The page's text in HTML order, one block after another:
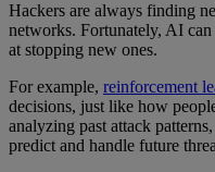
Hackers are always finding
networks. Fortunately, AI can
at stopping new ones.
For example, reinforcement
decisions, just like how
analyzing past attack
predict and handle future